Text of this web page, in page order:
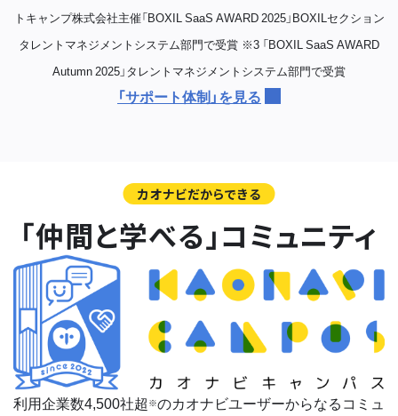
トキャンプ株式会社主催「BOXIL SaaS AWARD 2025」BOXILセクション
タレントマネジメントシステム部門で受賞 ※3 「BOXIL SaaS AWARD
Autumn 2025」タレントマネジメントシステム部門で受賞
「サポート体制」を見る
カオナビだからできる
「仲間と学べる」コミュニティ
利用企業数4,500社超 ※のカオナビユーザーからなるコミュ